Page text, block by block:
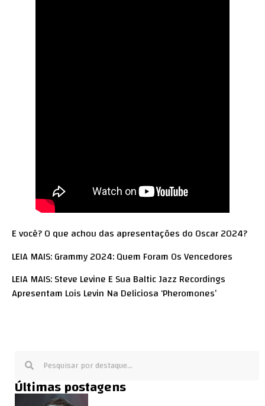
E você? O que achou das apresentações do Oscar 2024?
LEIA MAIS: Grammy 2024: Quem Foram Os Vencedores
LEIA MAIS: Steve Levine E Sua Baltic Jazz Recordings
Apresentam Lois Levin Na Deliciosa ‘Pheromones’
Últimas postagens